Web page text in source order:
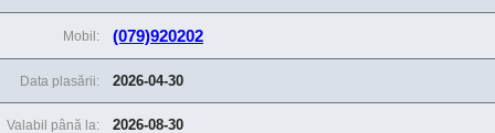
Data plasării: 2026-04-30
Valabil până la: 2026-08-30
Mobil: (079)920202